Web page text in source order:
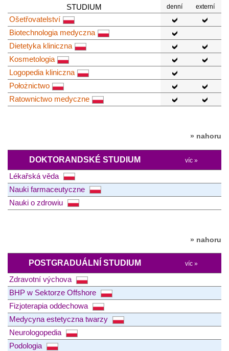
STUDIUM denní externí
Ošetřovatelství
Biotechnologia medyczna
Dietetyka kliniczna
Kosmetologia
Logopedia kliniczna
Położnictwo
Ratownictwo medyczne
» nahoru
DOKTORANDSKÉ STUDIUM víc »
Lékařská věda
Nauki farmaceutyczne
Nauki o zdrowiu
» nahoru
POSTGRADUÁLNÍ STUDIUM víc »
Zdravotní výchova
BHP w Sektorze Offshore
Fizjoterapia oddechowa
Medycyna estetyczna twarzy
Neurologopedia
Podologia